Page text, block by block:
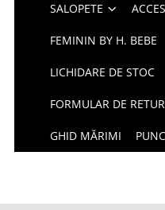
SALOPETE
FEMININ BY H. BEBE
LICHIDARE DE STOC
FORMULAR DE RETUR
GHID MĂRIMI